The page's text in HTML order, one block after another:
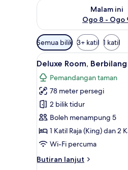
Malam ini
Ogo 8 - Ogo
Semak ketersediaan
Penapis
yang
tersedia
untuk
bilik
Semua bilik 3+ katil 1 katil
Lihat
semua
foto
untuk
Deluxe
Room,
Berbilang
Katil,
Connecting
Rooms
33
Deluxe Room,
Pemandangan taman
78 meter persegi
2 bilik tidur
Boleh menampung 5
1 Katil Raja (King) dan 2
Wi-Fi percuma
Butiran lanjut
Butiran